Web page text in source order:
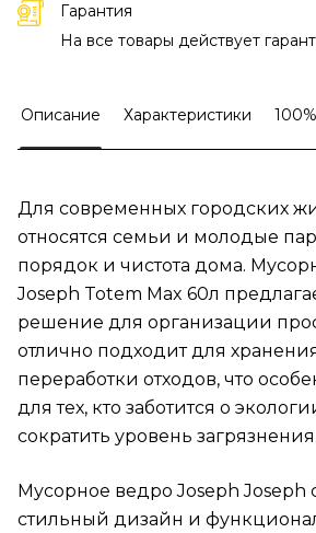
Гарантия
На все товары действует
Описание Характеристики
Для современных городских
относятся семьи и молодые
порядок и чистота дома.
Joseph Totem Max 60л
решение для организации
отлично подходит для
переработки отходов, что
для тех, кто заботится о
сократить уровень загрязнения.
Мусорное ведро Joseph Joseph
стильный дизайн и